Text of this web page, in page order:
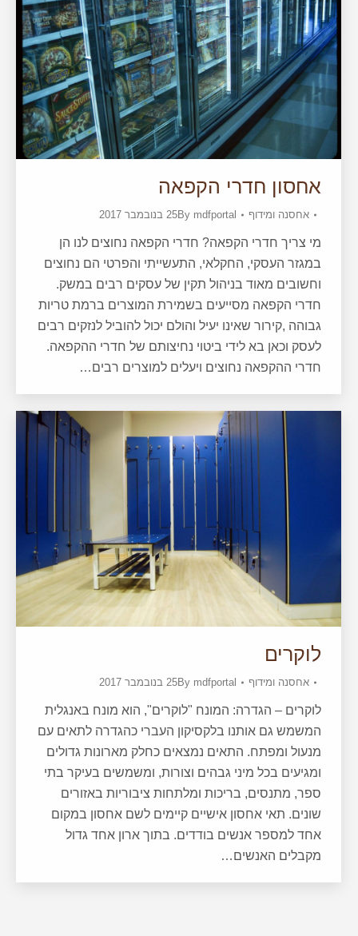
אחסון חדרי הקפאה
אחסנה ומידוף By mdfportal 25 בנובמבר 2017
מי צריך חדרי הקפאה? חדרי הקפאה נחוצים לנו הן
במגזר העסקי, החקלאי, התעשייתי והפרטי הם נחוצים
וחשובים מאוד בניהול תקין של עסקים רבים במשק.
חדרי הקפאה מסייעים בשמירת המוצרים ברמת טריות
גבוהה ,קירור שאינו יעיל והולם יכול להוביל לנזקים רבים
לעסק וכאן בא לידי ביטוי נחיצותם של חדרי ההקפאה.
חדרי ההקפאה נחוצים ויעלים למוצרים רבים…
לוקרים
אחסנה ומידוף By mdfportal 25 בנובמבר 2017
לוקרים – הגדרה: המונח "לוקרים", הוא מונח באנגלית
המשמש גם אותנו בלקסיקון העברי כהגדרה לתאים עם
מנעול ומפתח. התאים נמצאים כחלק מארונות גדולים
ומגיעים בכל מיני גבהים וצורות, ומשמשים בעיקר בתי
ספר, מתנסים, בריכות ומלתחות ציבוריות באזורים
שונים. תאי אחסון אישיים קיימים לשם אחסון במקום
אחד למספר אנשים בודדים. בתוך ארון אחד גדול
מקבלים האנשים…